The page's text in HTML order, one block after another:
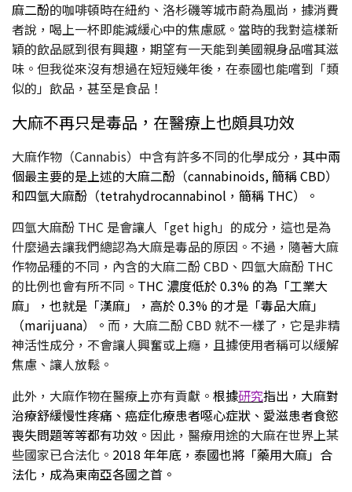
麻二酚的咖啡頓時在紐約、洛杉磯等城市蔚為風尚，據消費
者說，喝上一杯即能減緩心中的焦慮感。當時的我對這樣新
穎的飲品感到很有興趣，期望有一天能到美國親身品嚐其滋
味。但我從來沒有想過在短短幾年後，在泰國也能嚐到「類
似的」飲品，甚至是食品！
大麻不再只是毒品，在醫療上也頗具功效
大麻作物（Cannabis）中含有許多不同的化學成分， 其中兩
個最主要的是上述的大麻二酚（cannabinoids, 簡稱 CBD）
和四氫大麻酚（tetrahydrocannabinol，簡稱 THC）。
四氫大麻酚 THC 是會讓人「get high」的成分，這也是為
什麼過去讓我們總認為大麻是毒品的原因。不過，隨著大麻
作物品種的不同，內含的大麻二酚 CBD、四氫大麻酚 THC
的比例也會有所不同。 THC 濃度低於 0.3% 的為「工業大
麻」，也就是「漢麻」，高於 0.3% 的才是「毒品大麻」
（marijuana）。 而，大麻二酚 CBD 就不一樣了，它是非精
神活性成分，不會讓人興奮或上癮，且據使用者稱可以緩解
焦慮、讓人放鬆。
此外，大麻作物在醫療上亦有貢獻。 根據研究指出，大麻對
治療舒緩慢性疼痛、癌症化療患者噁心症狀、愛滋患者食慾
喪失問題等等都有功效。 因此，醫療用途的大麻在世界上某
些國家已合法化。 2018 年年底，泰國也將「藥用大麻」合
法化，成為東南亞各國之首。